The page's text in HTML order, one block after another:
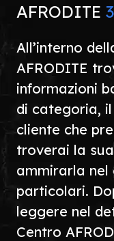
AFRODITE
All’interno
AFRODITE
informazioni
di categoria,
cliente che
troverai la
ammirarla nel
particolari.
leggere nel
Centro